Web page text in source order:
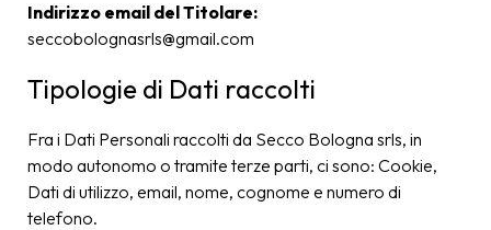
Indirizzo email del Titolare:
seccobolognasrls@gmail.com
Tipologie di Dati raccolti
Fra i Dati Personali raccolti da Secco Bologna srls, in
modo autonomo o tramite terze parti, ci sono: Cookie,
Dati di utilizzo, email, nome, cognome e numero di
telefono.